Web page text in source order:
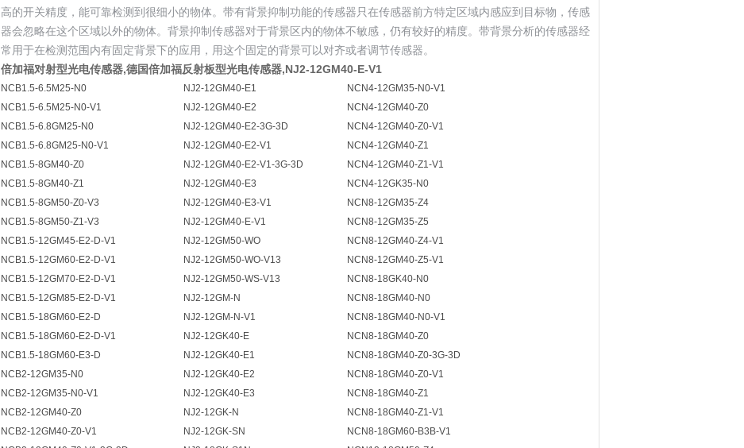
高的开关精度，能可靠检测到很细小的物体。带有背景抑制功能的传感器只在传感器前方特定区域内感应到目标物，传感
器会忽略在这个区域以外的物体。背景抑制传感器对于背景区内的物体不敏感，仍有较好的精度。带背景分析的传感器经
常用于在检测范围内有固定背景下的应用，用这个固定的背景可以对齐或者调节传感器。
倍加福对射型光电传感器,德国倍加福反射板型光电传感器,NJ2-12GM40-E-V1
NCB1.5-6.5M25-N0 NJ2-12GM40-E1
NCN4-12GM35-N0-V1
NCB1.5-6.5M25-N0-V1
NJ2-12GM40-E2
NCN4-12GM40-Z0
NCB1.5-6.8GM25-N0
NJ2-12GM40-E2-3G-3D
NCN4-12GM40-Z0-V1
NCB1.5-6.8GM25-N0-V1
NJ2-12GM40-E2-V1
NCN4-12GM40-Z1
NCB1.5-8GM40-Z0
NJ2-12GM40-E2-V1-3G-3D
NCN4-12GM40-Z1-V1
NCB1.5-8GM40-Z1
NJ2-12GM40-E3
NCN4-12GK35-N0
NCB1.5-8GM50-Z0-V3
NJ2-12GM40-E3-V1
NCN8-12GM35-Z4
NCB1.5-8GM50-Z1-V3
NJ2-12GM40-E-V1
NCN8-12GM35-Z5
NCB1.5-12GM45-E2-D-V1
NJ2-12GM50-WO
NCN8-12GM40-Z4-V1
NCB1.5-12GM60-E2-D-V1
NJ2-12GM50-WO-V13
NCN8-12GM40-Z5-V1
NCB1.5-12GM70-E2-D-V1
NJ2-12GM50-WS-V13
NCN8-18GK40-N0
NCB1.5-12GM85-E2-D-V1
NJ2-12GM-N
NCN8-18GM40-N0
NCB1.5-18GM60-E2-D
NJ2-12GM-N-V1
NCN8-18GM40-N0-V1
NCB1.5-18GM60-E2-D-V1
NJ2-12GK40-E
NCN8-18GM40-Z0
NCB1.5-18GM60-E3-D
NJ2-12GK40-E1
NCN8-18GM40-Z0-3G-3D
NCB2-12GM35-N0
NJ2-12GK40-E2
NCN8-18GM40-Z0-V1
NCB2-12GM35-N0-V1
NJ2-12GK40-E3
NCN8-18GM40-Z1
NCB2-12GM40-Z0
NJ2-12GK-N
NCN8-18GM40-Z1-V1
NCB2-12GM40-Z0-V1
NJ2-12GK-SN
NCN8-18GM60-B3B-V1